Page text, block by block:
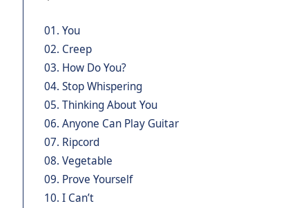
01. You
02. Creep
03. How Do You?
04. Stop Whispering
05. Thinking About You
06. Anyone Can Play Guitar
07. Ripcord
08. Vegetable
09. Prove Yourself
10. I Can’t